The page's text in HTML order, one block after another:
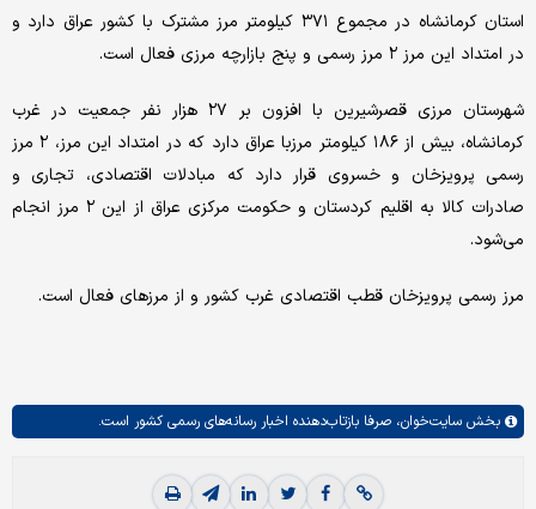
استان کرمانشاه در مجموع ۳۷۱ کیلومتر مرز مشترک با کشور عراق دارد و
در امتداد این مرز ۲ مرز رسمی و پنج بازارچه مرزی فعال است.
شهرستان مرزی قصرشیرین با افزون بر ۲۷ هزار نفر جمعیت در غرب
کرمانشاه، بیش از ۱۸۶ کیلومتر مرزبا عراق دارد که در امتداد این مرز، ۲ مرز
رسمی پرویزخان و خسروی قرار دارد که مبادلات اقتصادی، تجاری و
صادرات کالا به اقلیم کردستان و حکومت مرکزی عراق از این ۲ مرز انجام
می‌شود.
مرز رسمی پرویزخان قطب اقتصادی غرب کشور و از مرزهای فعال است.
بخش سایت‌خوان، صرفا بازتاب‌دهنده اخبار رسانه‌های رسمی کشور است.